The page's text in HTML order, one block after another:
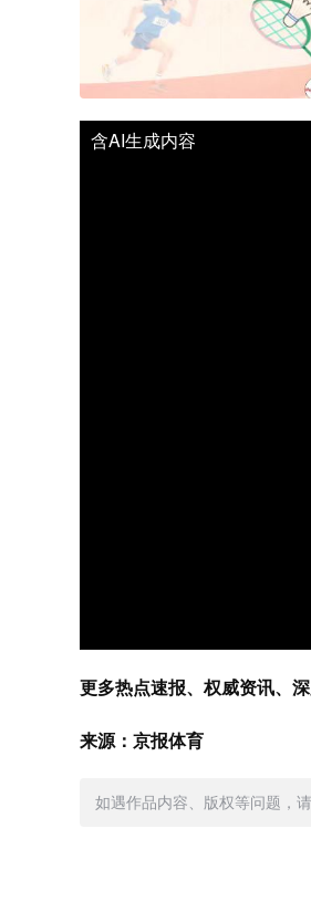
含AI生成内容
更多热点速报、权威资讯、
来源：京报体育
如遇作品内容、版权等问题，